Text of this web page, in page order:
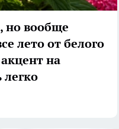
но вообще
лето от белого
на